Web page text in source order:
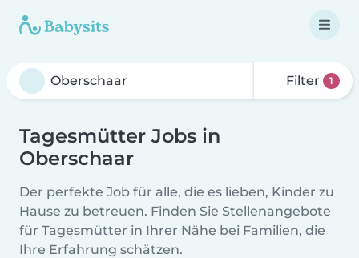
Filter 1
Tagesmütter Jobs in
Oberschaar
Der perfekte Job für alle, die es lieben, Kinder zu
Hause zu betreuen. Finden Sie Stellenangebote
für Tagesmütter in Ihrer Nähe bei Familien, die
Ihre Erfahrung schätzen.